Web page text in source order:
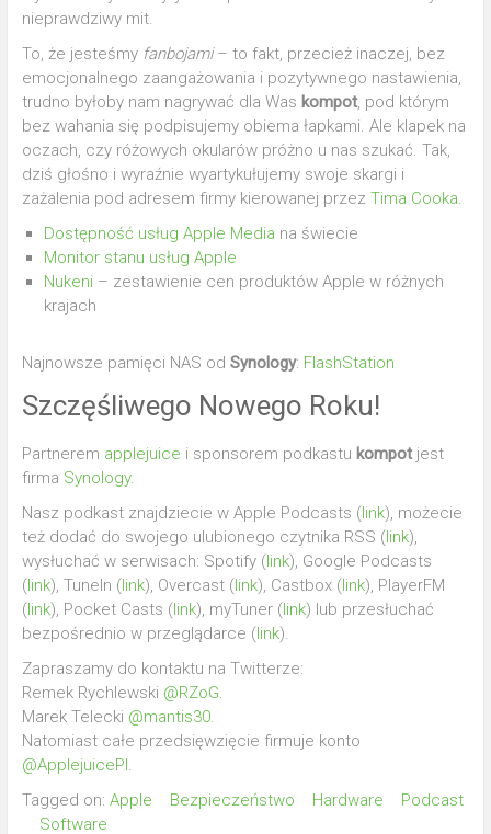
nieprawdziwy mit.
To, że jesteśmy fanbojami– to fakt, przecież inaczej, bez
emocjonalnego zaangażowania i pozytywnego nastawienia,
trudno byłoby nam nagrywać dla Was kompot, pod którym
bez wahania się podpisujemy obiema łapkami. Ale klapek na
oczach, czy różowych okularów próżno u nas szukać. Tak,
dziś głośno i wyraźnie wyartykułujemy swoje skargi i
zażalenia pod adresem firmy kierowanej przez Tima Cooka.
Dostępność usług Apple Media na świecie
Monitor stanu usług Apple
Nukeni – zestawienie cen produktów Apple w różnych
krajach
Najnowsze pamięci NAS od Synology: FlashStation
Szczęśliwego Nowego Roku!
Partnerem applejuice i sponsorem podkastu kompotjest
firma Synology.
Nasz podkast znajdziecie w Apple Podcasts (link), możecie
też dodać do swojego ulubionego czytnika RSS (link),
wysłuchać w serwisach: Spotify (link), Google Podcasts
(link), TuneIn (link), Overcast (link), Castbox (link), PlayerFM
(link), Pocket Casts (link), myTuner (link) lub przesłuchać
bezpośrednio w przeglądarce (link).
Zapraszamy do kontaktu na Twitterze:
Remek Rychlewski @RZoG.
Marek Telecki @mantis30.
Natomiast całe przedsięwzięcie firmuje konto
@ApplejuicePl.
Tagged on: Apple Bezpieczeństwo Hardware
Podcast
Software